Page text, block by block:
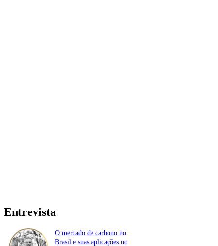
Entrevista
O mercado de carbono no
Brasil e suas aplicações no